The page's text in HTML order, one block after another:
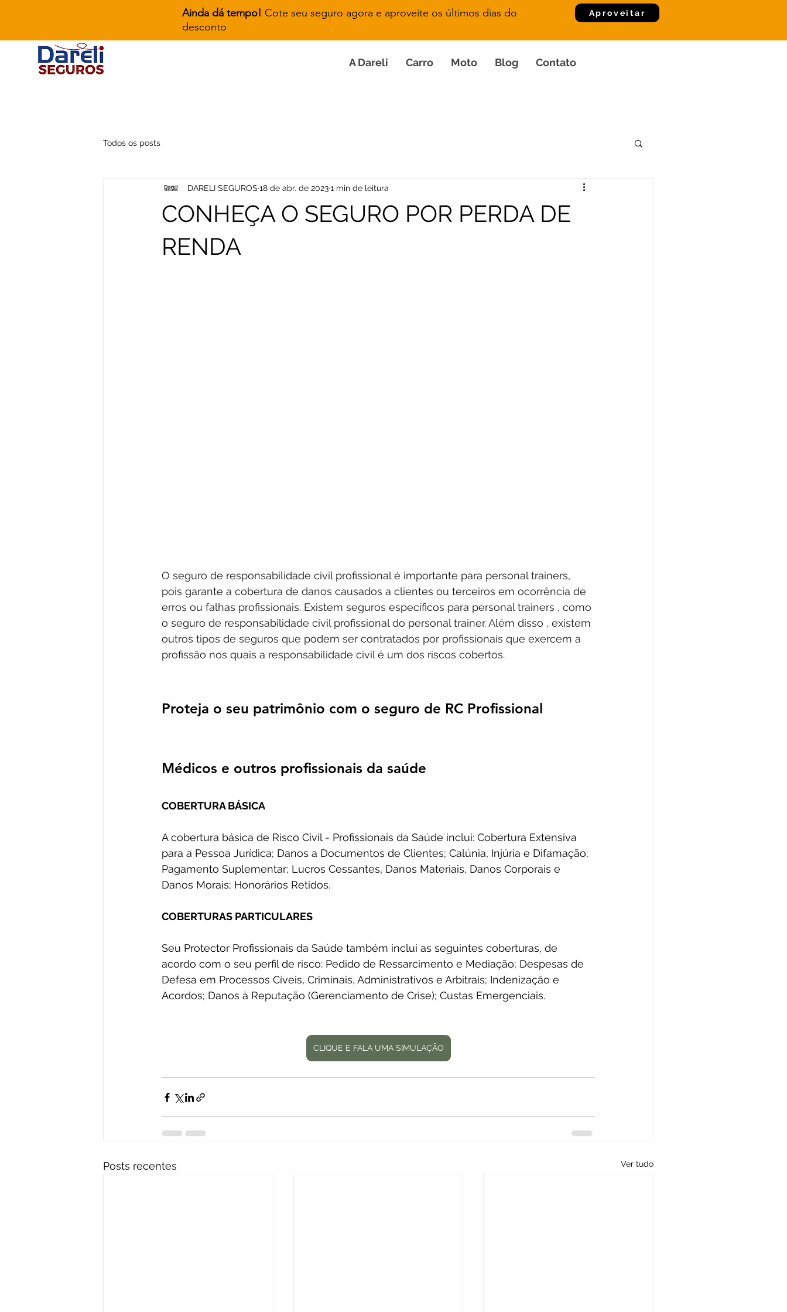
Ainda dá tempo! Cote seu seguro agora e aproveite os últimos dias do
desconto
Aproveitar
A Dareli Carro Moto Blog Contato
Todos os posts
CONHEÇA O SEGURO POR PERDA DE
RENDA
DARELI SEGUROS 18 de abr. de 20231 min de leitura
O seguro de responsabilidade civil profissional é importante para personal trainers,
pois garante a cobertura de danos causados ​​a clientes ou terceiros em ocorrência de
erros ou falhas profissionais. Existem seguros específicos para personal trainers , como
o seguro de responsabilidade civil profissional do personal trainer. Além disso , existem
outros tipos de seguros que podem ser contratados por profissionais que exercem a
profissão nos quais a responsabilidade civil é um dos riscos cobertos.
Proteja o seu patrimônio com o seguro de RC Profissional
Médicos e outros profissionais da saúde
COBERTURA BÁSICA
A cobertura básica de Risco Civil - Profissionais da Saúde inclui: Cobertura Extensiva
para a Pessoa Jurídica; Danos a Documentos de Clientes; Calúnia, Injúria e Difamação;
Pagamento Suplementar; Lucros Cessantes, Danos Materiais, Danos Corporais e
Danos Morais; Honorários Retidos.
COBERTURAS PARTICULARES
Seu Protector Profissionais da Saúde também inclui as seguintes coberturas, de
acordo com o seu perfil de risco: Pedido de Ressarcimento e Mediação; Despesas de
Defesa em Processos Cíveis, Criminais, Administrativos e Arbitrais; Indenização e
Acordos; Danos à Reputação (Gerenciamento de Crise); Custas Emergenciais.
CLIQUE E FALA UMA SIMULAÇÃO
Posts recentes Ver tudo